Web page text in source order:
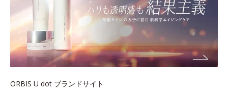
ORBIS U dot ブランドサイト